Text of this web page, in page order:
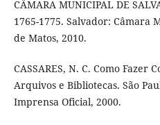
CÂMARA MUNICIPAL DE
1765-1775. Salvador: Câmara
de Matos, 2010.
CASSARES, N. C. Como Fazer
Arquivos e Bibliotecas. São
Imprensa Oficial, 2000.